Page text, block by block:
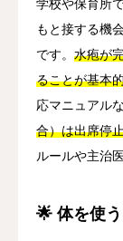
学校や保育所
もと接する機
です。 水疱が
ることが基本
応マニュアル
合）は出席停
ルールや主治
🌟 体を使